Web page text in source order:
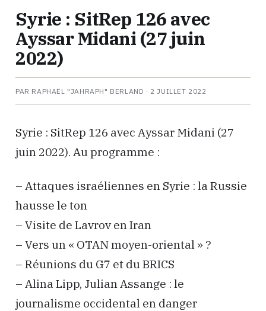
Syrie : SitRep 126 avec
Ayssar Midani (27 juin
2022)
PAR RAPHAËL "JAHRAPH" BERLAND · 2 JUILLET 2022
Syrie : SitRep 126 avec Ayssar Midani (27
juin 2022). Au programme :
– Attaques israéliennes en Syrie : la Russie
hausse le ton
– Visite de Lavrov en Iran
– Vers un « OTAN moyen-oriental » ?
– Réunions du G7 et du BRICS
– Alina Lipp, Julian Assange : le
journalisme occidental en danger